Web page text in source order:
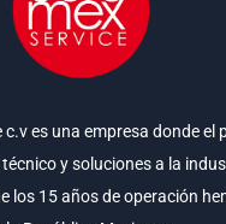
c.v es una empresa donde el
y soluciones a la
los 15 años de operación